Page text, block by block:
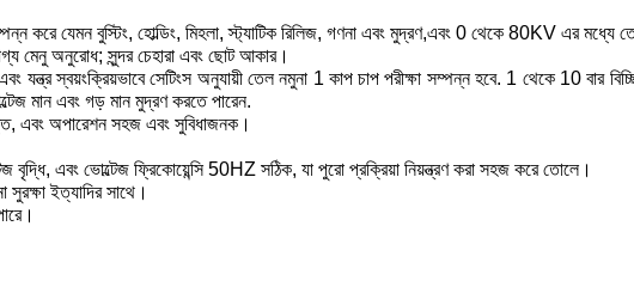
করে যেমন বুস্টিং, হোল্ডিং, মিহলা, স্ট্যাটিক রিলিজ, গণনা এবং মুদ্রণ,এবং 0 থেকে 80KV এর মধ্যে
মেনু অনুরোধ; সুন্দর চেহারা এবং ছোট আকার।
স্বয়ংক্রিয়ভাবে সেটিংস অনুযায়ী তেল নমুনা 1 কাপ চাপ পরীক্ষা সম্পন্ন হবে. 1 থেকে 10 বার
মান এবং গড় মান মুদ্রণ করতে পারেন.
এবং অপারেশন সহজ এবং সুবিধাজনক।
এবং ভোল্টেজ ফ্রিকোয়েন্সি 50HZ সঠিক, যা পুরো প্রক্রিয়া নিয়ন্ত্রণ করা সহজ করে তোলে।
সুরক্ষা ইত্যাদির সাথে।